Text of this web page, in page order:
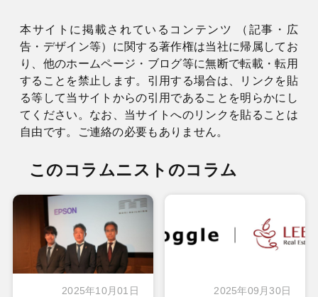
本サイトに掲載されているコンテンツ （記事・広
告・デザイン等）に関する著作権は当社に帰属してお
り、他のホームページ・ブログ等に無断で転載・転用
することを禁止します。引用する場合は、リンクを貼
る等して当サイトからの引用であることを明らかにし
てください。なお、当サイトへのリンクを貼ることは
自由です。ご連絡の必要もありません。
このコラムニストのコラム
2025年10月01日 2025年09月30日